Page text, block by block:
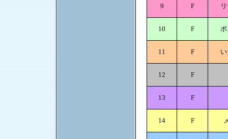
9 F
10 F
11 F
12 F
13 F
14 F